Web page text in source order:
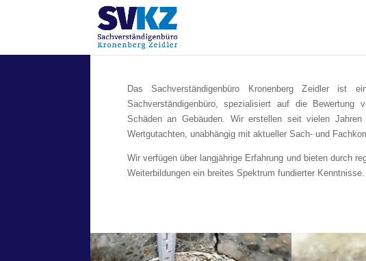
Das Sachverständigenbüro Kronenberg Zeidler ist
Sachverständigenbüro, spezialisiert auf die Bewertung
Schäden an Gebäuden. Wir erstellen seit vielen Jahren
Wertgutachten, unabhängig mit aktueller Sach- und
Wir verfügen über langjährige Erfahrung und bieten durch
Weiterbildungen ein breites Spektrum fundierter Kenntnisse.